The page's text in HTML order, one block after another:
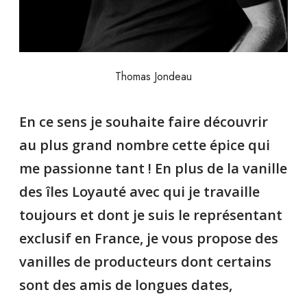
Thomas Jondeau
En ce sens je souhaite faire découvrir
au plus grand nombre cette épice qui
me passionne tant ! En plus de la vanille
des îles Loyauté avec qui je travaille
toujours et dont je suis le représentant
exclusif en France, je vous propose des
vanilles de producteurs dont certains
sont des amis de longues dates,